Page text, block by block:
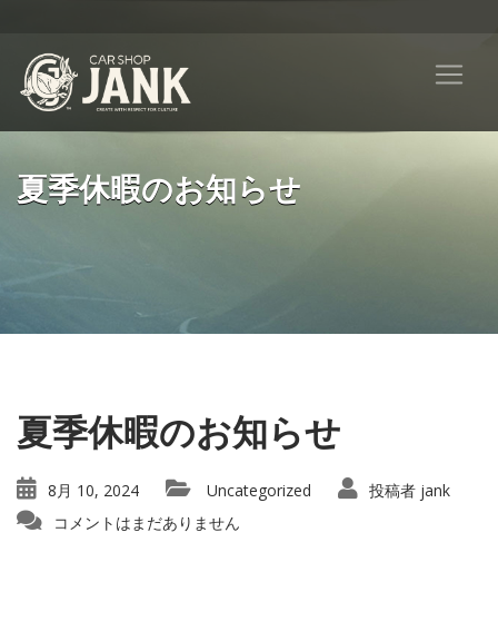
夏季休暇のお知らせ
夏季休暇のお知らせ
8月 10, 2024 Uncategorized 投稿者 jank
コメントはまだありません